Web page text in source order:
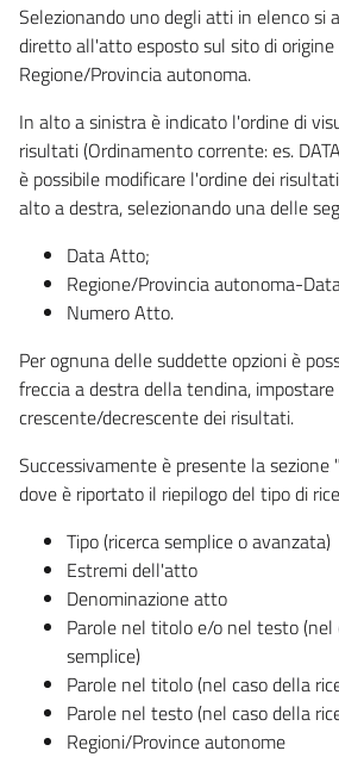
Selezionando uno degli atti in elenco si
diretto all'atto esposto sul sito di
Regione/Provincia autonoma.
In alto a sinistra è indicato l'ordine di
risultati (Ordinamento corrente: es.
è possibile modificare l'ordine dei
alto a destra, selezionando una delle
Data Atto;
Regione/Provincia autonoma-
Numero Atto.
Per ognuna delle suddette opzioni è
freccia a destra della tendina,
crescente/decrescente dei risultati.
Successivamente è presente la sezione
dove è riportato il riepilogo del tipo di
Tipo (ricerca semplice o avanzata)
Estremi dell'atto
Denominazione atto
Parole nel titolo e/o nel testo (nel
semplice)
Parole nel titolo (nel caso della
Parole nel testo (nel caso della
Regioni/Province autonome